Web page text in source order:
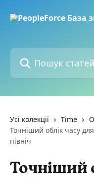
Пошук статей...
Усі колекції Time
Точніший облік часу
північ
Точніший